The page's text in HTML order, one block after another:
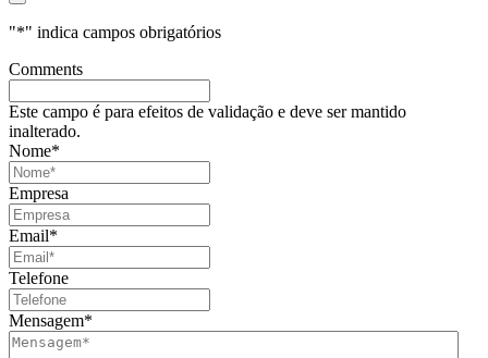
"*" indica campos obrigatórios
Comments
Este campo é para efeitos de validação e deve ser mantido
inalterado.
Nome*
Empresa
Email*
Telefone
Mensagem*